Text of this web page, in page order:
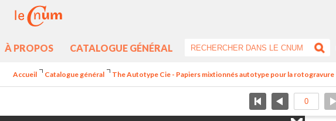
À PROPOS CATALOGUE GÉNÉRAL
Accueil Catalogue général The Autotype Cie - Papiers mixtionnés autotype pour la rotogravure